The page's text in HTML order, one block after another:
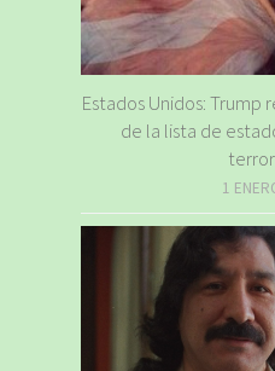
Estados Unidos: Trump
de la lista de
1